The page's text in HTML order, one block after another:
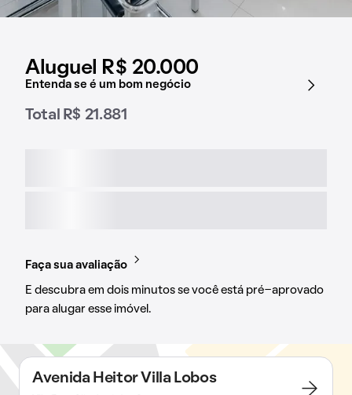
Aluguel R$ 20.000
Entenda se é um bom negócio
Total R$ 21.881
Faça sua avaliação
E descubra em dois minutos se você está pré-aprovado
para alugar esse imóvel.
Avenida Heitor Villa Lobos